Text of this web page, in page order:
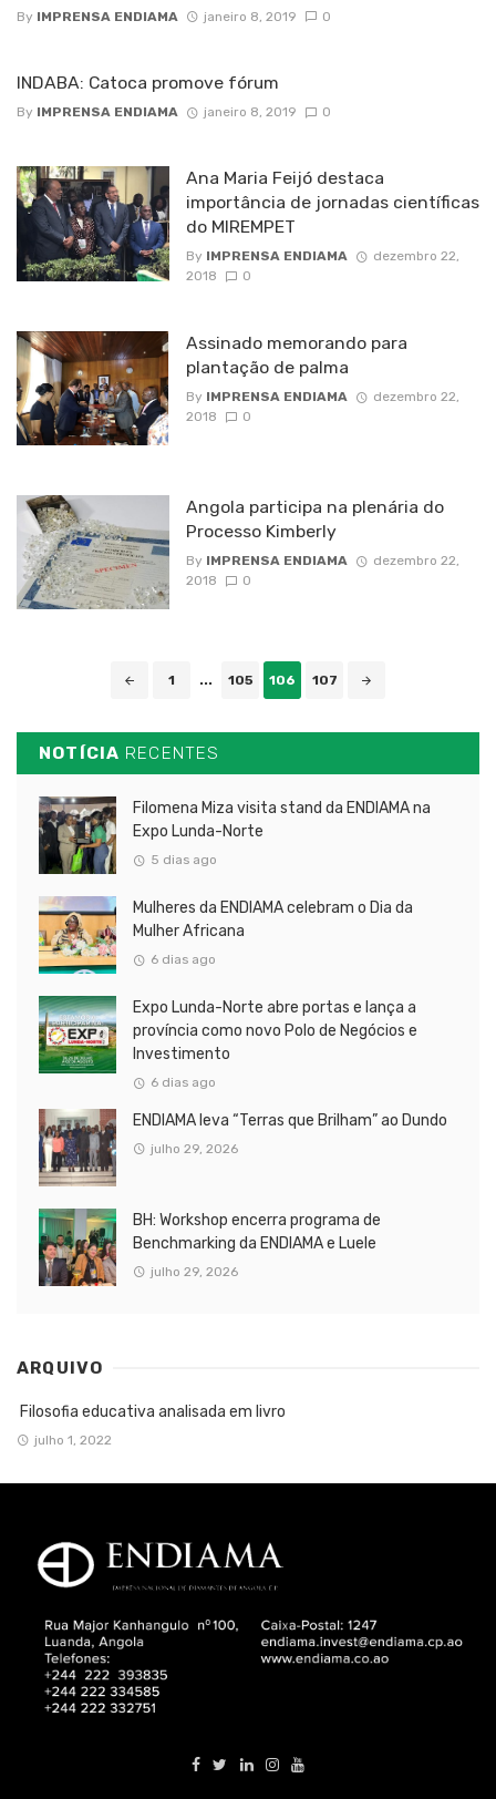
By IMPRENSA ENDIAMA janeiro 8, 2019 0
INDABA: Catoca promove fórum
By IMPRENSA ENDIAMA janeiro 8, 2019 0
Ana Maria Feijó destaca
importância de jornadas científicas
do MIREMPET
By IMPRENSA ENDIAMA
dezembro 22,
2018
0
Assinado memorando para
plantação de palma
By IMPRENSA ENDIAMA
dezembro 22,
2018
0
Angola participa na plenária do
Processo Kimberly
By IMPRENSA ENDIAMA
dezembro 22,
2018
0
1 ... 105 106 107
NOTÍCIA RECENTES
Filomena Miza visita stand da ENDIAMA na
Expo Lunda-Norte
5 dias ago
Mulheres da ENDIAMA celebram o Dia da
Mulher Africana
6 dias ago
Expo Lunda-Norte abre portas e lança a
província como novo Polo de Negócios e
Investimento
6 dias ago
ENDIAMA leva “Terras que Brilham” ao Dundo
julho 29, 2026
BH: Workshop encerra programa de
Benchmarking da ENDIAMA e Luele
julho 29, 2026
ARQUIVO
Filosofia educativa analisada em livro
julho 1, 2022